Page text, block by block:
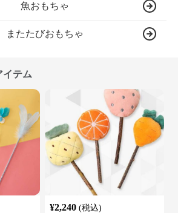
魚おもちゃ
またたびおもちゃ
イテム
¥2,240 (税込)